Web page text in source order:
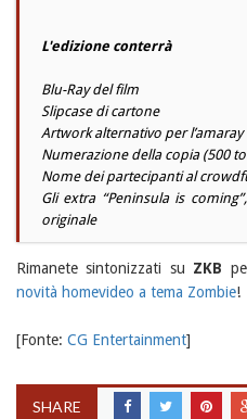
L'edizione conterrà
Blu-Ray del film
Slipcase di cartone
Artwork alternativo per l’amaray
Numerazione della copia (500
Nome dei partecipanti al
Gli extra “Peninsula is
originale
Rimanete sintonizzati su ZKB
novità homevideo a tema Zombie!
[Fonte: CG Entertainment]
SHARE